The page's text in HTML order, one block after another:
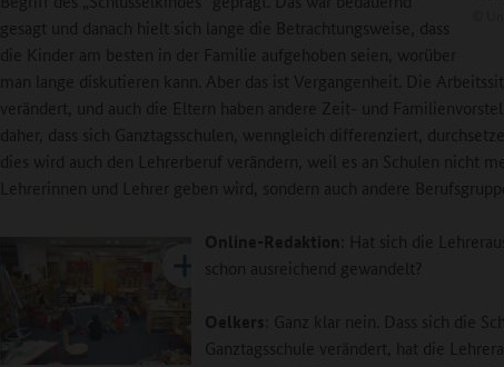
gesagt und danach hielt sich lange die Betrachtungsweise, dass
die Kinder am besten in der Familie aufgehoben seien, worüber
man lange diskutieren kann. Aber das ist Vergangenheit. Die
verändert, und auch die Eltern haben andere Zeit- und
daher, dass sich Ganztagsschulen, wenngleich differenziert,
dies wird auch den Lehrerberuf verändern, weil es an Schulen nicht
Lehrerinnen und Lehrer geben wird, sondern auch andere
Online-Redaktion : Hat sich die
schon ausreichend gewandelt?
Oelkers : Ganz klar nein. Dass sich die
Ganztagsschule verändert, hat die